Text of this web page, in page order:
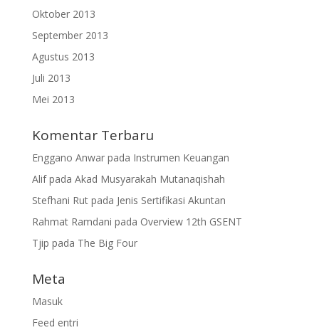
Oktober 2013
September 2013
Agustus 2013
Juli 2013
Mei 2013
Komentar Terbaru
Enggano Anwarpada Instrumen Keuangan
Alifpada Akad Musyarakah Mutanaqishah
Stefhani Rutpada Jenis Sertifikasi Akuntan
Rahmat Ramdani pada Overview 12th GSENT
Tjip pada The Big Four
Meta
Masuk
Feed entri